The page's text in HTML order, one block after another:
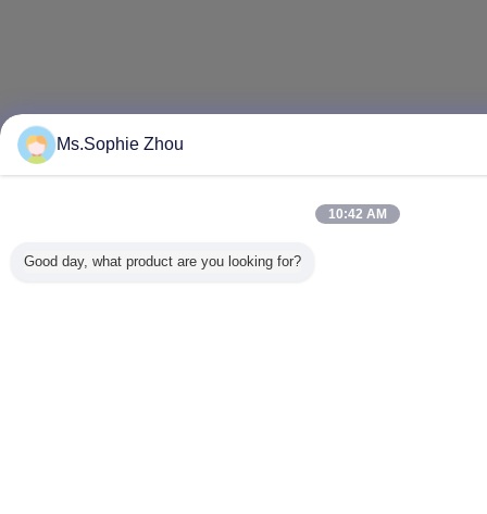
Ms.Sophie Zhou
10:42 AM
Good day, what product are you looking for?